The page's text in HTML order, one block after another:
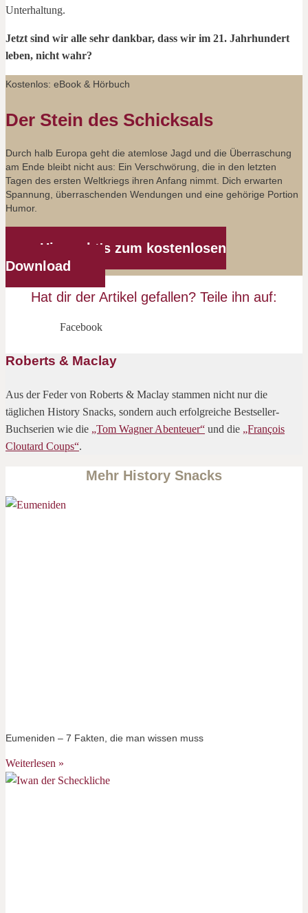
Unterhaltung.
Jetzt sind wir alle sehr dankbar, dass wir im 21. Jahrhundert
leben, nicht wahr?
Kostenlos: eBook & Hörbuch
Der Stein des Schicksals
Durch halb Europa geht die atemlose Jagd und die Überraschung
am Ende bleibt nicht aus: Ein Verschwörung, die in den letzten
Tagen des ersten Weltkriegs ihren Anfang nimmt. Dich erwarten
Spannung, überraschenden Wendungen und eine gehörige Portion
Humor.
Hier geht's zum kostenlosen
Download
Hat dir der Artikel gefallen? Teile ihn auf:
Facebook
Roberts & Maclay
Aus der Feder von Roberts & Maclay stammen nicht nur die
täglichen History Snacks, sondern auch erfolgreiche Bestseller-
Buchserien wie die „Tom Wagner Abenteuer“ und die „François
Cloutard Coups“.
Mehr History Snacks
Eumeniden – 7 Fakten, die man wissen muss
Weiterlesen »